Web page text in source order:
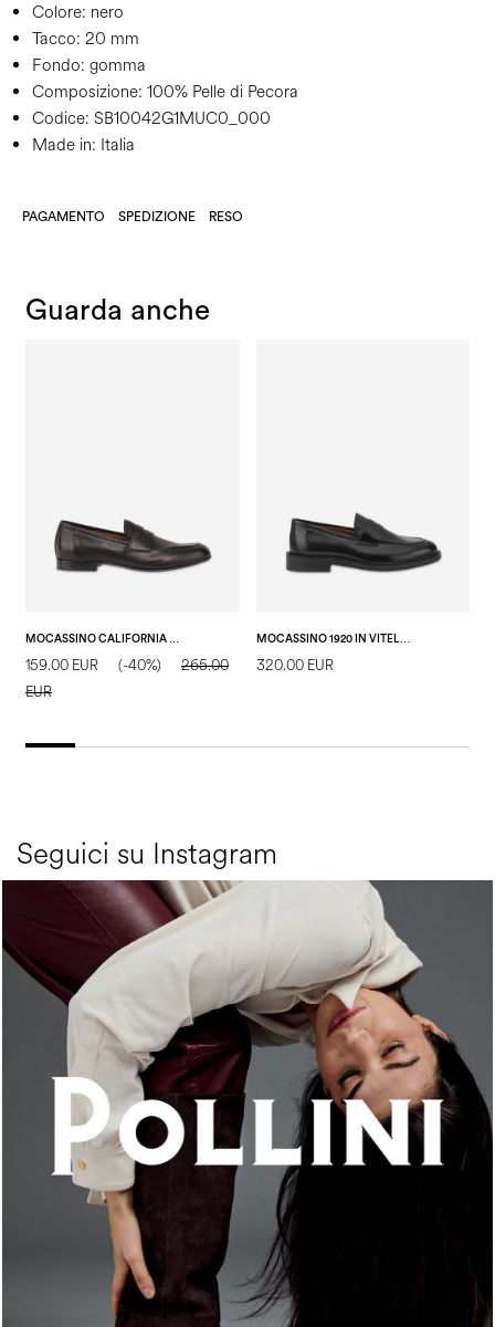
Colore: nero
Tacco: 20 mm
Fondo: gomma
Composizione: 100% Pelle di Pecora
Codice: SB10042G1MUC0_000
Made in: Italia
PAGAMENTO SPEDIZIONE RESO
Guarda anche
MOCASSINO CALIFORNIA IN CAPRA POPPY ROCK NERO
159.00 EUR (-40%)
265.00
EUR
MOCASSINO 1920 IN VITELLO ABRASIVATO NERO
320.00 EUR
Seguici su Instagram
An ode to the house’s vibrant Italian roots, the new...